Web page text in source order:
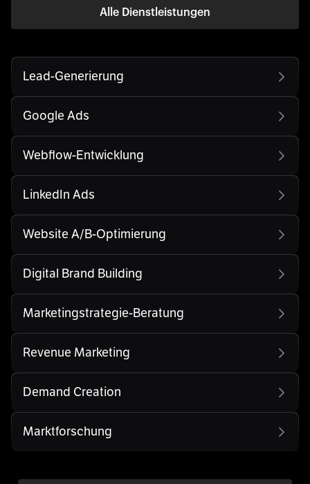
Alle Dienstleistungen
Lead-Generierung
Google Ads
Webflow-Entwicklung
LinkedIn Ads
Website A/B-Optimierung
Digital Brand Building
Marketingstrategie-Beratung
Revenue Marketing
Demand Creation
Marktforschung